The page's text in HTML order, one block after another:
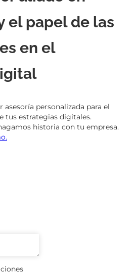
el papel de las
en el
asesoría personalizada para el
tus estrategias digitales.
historia con tu empresa.